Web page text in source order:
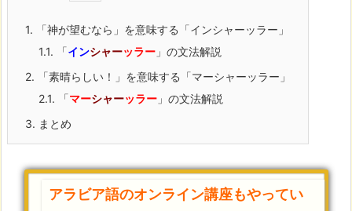
1. 「神が望むなら」を意味する「インシャーッラー」
1.1. 「インシャーッラー 」の文法解説
2. 「素晴らしい！」を意味する「マーシャーッラー」
2.1. 「マーシャーッラー 」の文法解説
3. まとめ
アラビア語のオンライン講座もやってい